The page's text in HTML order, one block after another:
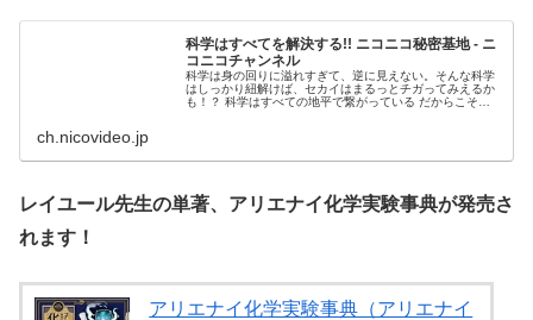
科学はすべてを解決する!! ニコニコ秘密基地 - ニ
コニコチャンネル
科学は身の回りに溢れすぎて、逆に見えない。そんな科学
はしっかり紐解けば、セカイはまるっとチガってみえるか
も！？ 科学はすべての地平で繋がっている だからこそマ
ch.nicovideo.jp
レイユール先生の単著、アリエナイ化学実験事典が発売さ
れます！
アリエナイ化学実験事典（アリエナイ